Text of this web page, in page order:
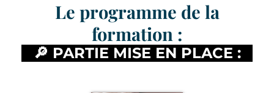
Le programme de la
formation :
🔎 PARTIE MISE EN PLACE :